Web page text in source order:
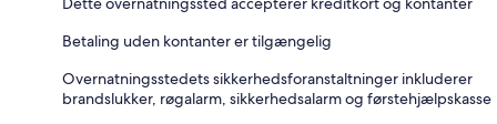
Betaling uden kontanter er tilgængelig
Overnatningsstedets sikkerhedsforanstaltninger inkluderer
brandslukker, røgalarm, sikkerhedsalarm og førstehjælpskasse